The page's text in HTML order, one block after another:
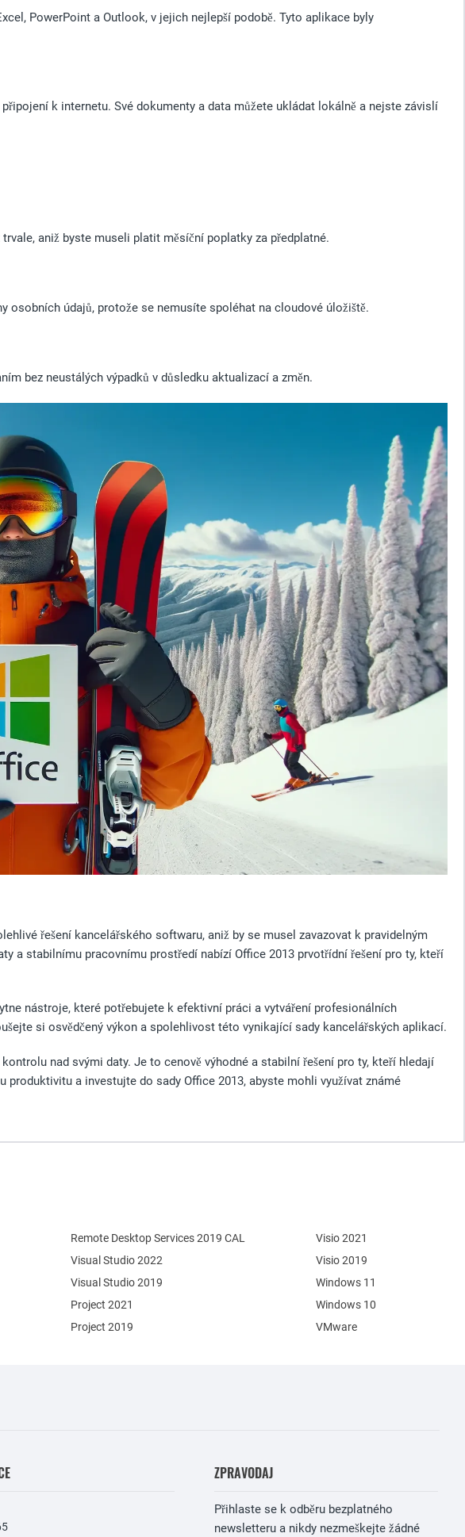
PowerPoint a Outlook, v jejich nejlepší podobě. Tyto aplikace byly
k internetu. Své dokumenty a data můžete ukládat lokálně a nejste závislí
aniž byste museli platit měsíční poplatky za předplatné.
osobních údajů, protože se nemusíte spoléhat na cloudové úložiště.
bez neustálých výpadků v důsledku aktualizací a změn.
řešení kancelářského softwaru, aniž by se musel zavazovat k pravidelným
a stabilnímu pracovnímu prostředí nabízí Office 2013 prvotřídní řešení pro ty, kteří
nástroje, které potřebujete k efektivní práci a vytváření profesionálních
si osvědčený výkon a spolehlivost této vynikající sady kancelářských aplikací.
nad svými daty. Je to cenově výhodné a stabilní řešení pro ty, kteří hledají
a investujte do sady Office 2013, abyste mohli využívat známé
Remote Desktop Services 2019 CAL
Visual Studio 2022
Visual Studio 2019
Project 2021
Project 2019
Visio 2021
Visio 2019
Windows 11
Windows 10
VMware
ZPRAVODAJ
Přihlaste se k odběru bezplatného
newsletteru a nikdy nezmeškejte žádné